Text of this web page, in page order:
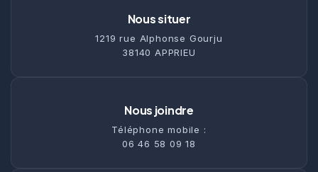
Nous situer
1219 rue Alphonse Gourju
38140 APPRIEU
Nous joindre
Téléphone mobile :
06 46 58 09 18